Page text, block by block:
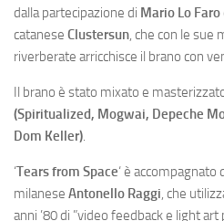
dalla partecipazione di Mario Lo Faro
catanese Clustersun, che con le sue
riverberate arricchisce il brano con
Il brano è stato mixato e
(Spiritualized, Mogwai, Depeche
Dom Keller).
‘Tears from Space‘ è
milanese Antonello Raggi, che
anni ’80 di ”video feedback e light